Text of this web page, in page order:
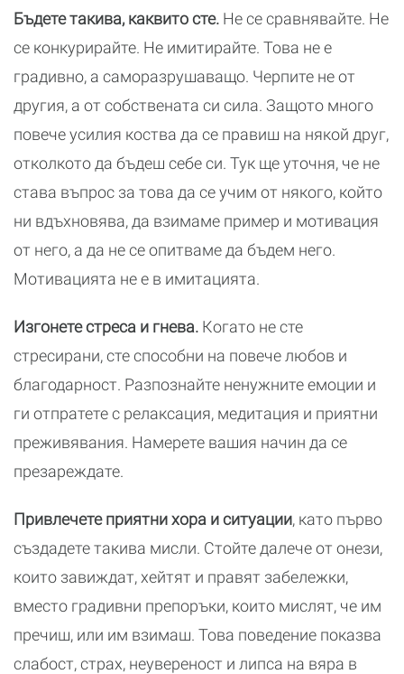
Бъдете такива, каквито сте. Не се сравнявайте. Не
се конкурирайте. Не имитирайте. Това не е
градивно, а саморазрушаващо. Черпите не от
другия, а от собствената си сила. Защото много
повече усилия коства да се правиш на някой друг,
отколкото да бъдеш себе си. Тук ще уточня, че не
става въпрос за това да се учим от някого, който
ни вдъхновява, да взимаме пример и мотивация
от него, а да не се опитваме да бъдем него.
Мотивацията не е в имитацията.
Изгонете стреса и гнева. Когато не сте
стресирани, сте способни на повече любов и
благодарност. Разпознайте ненужните емоции и
ги отпратете с релаксация, медитация и приятни
преживявания. Намерете вашия начин да се
презареждате.
Привлечете приятни хора и ситуации, като първо
създадете такива мисли. Стойте далече от онези,
които завиждат, хейтят и правят забележки,
вместо градивни препоръки, които мислят, че им
пречиш, или им взимаш. Това поведение показва
слабост, страх, неувереност и липса на вяра в